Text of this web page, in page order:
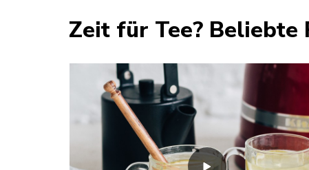
Zeit für Tee? Beliebte